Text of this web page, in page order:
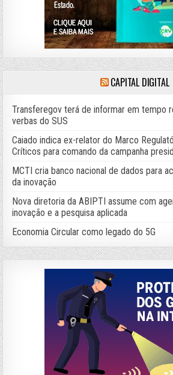
CAPITAL DIGITAL
Transferegov terá de informar em tempo
verbas do SUS
Caiado indica ex-relator do Marco
Críticos para comando da campanha
MCTI cria banco nacional de dados para
da inovação
Nova diretoria da ABIPTI assume com
inovação e a pesquisa aplicada
Economia Circular como legado do 5G